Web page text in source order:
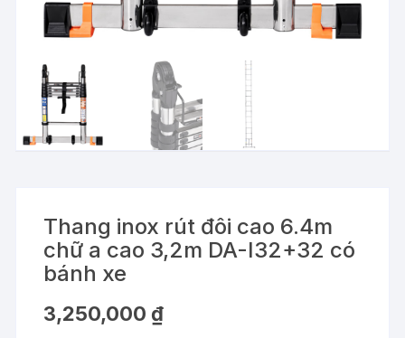
Thang inox rút đôi cao 6.4m
chữ a cao 3,2m DA-I32+32 có
bánh xe
3,250,000 ₫